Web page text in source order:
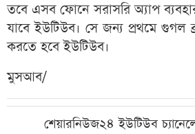
তবে এসব ফোনে সরাসরি অ্যাপ
যাবে ইউটিউব। সে জন্য প্রথমে গুগল
করতে হবে ইউটিউব।
মুসআব/
শেয়ারনিউজ২৪ ইউটিউব